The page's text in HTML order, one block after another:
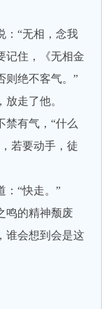
“无相，念我
记住，《无相金
则绝不客气。”
走了他。
有气，“什么
若要动手，徒
“快走。”
的精神颓废
谁会想到会是这